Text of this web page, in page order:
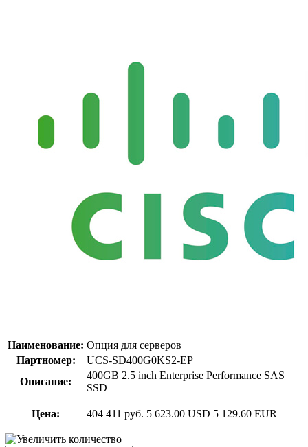
Наименование: Опция для серверов
Партномер:
UCS-SD400G0KS2-EP
Описание:
400GB 2.5 inch Enterprise Performance SAS
SSD
Цена: 404 411 руб. 5 623.00 USD 5 129.60 EUR